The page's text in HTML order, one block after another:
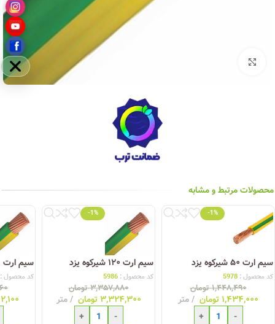
محصولات مرتبط و مشابه
-1%
سیم ارت ۵۰ شیرکوه یزد
کد محصول : 5978
۱,۴۴۸,۴۹۰ تومان
۱,۴۳۴,۰۰۰ تومان
متر
-
+
-1%
سیم ارت ۱۲۰ شیرکوه یزد
کد محصول : 5986
۳,۳۵۷,۸۸۰ تومان
۳,۳۲۴,۳۰۰ تومان
متر
-
+
سیم ارت ۱۵۰ شیرکوه یزد
کد محصول